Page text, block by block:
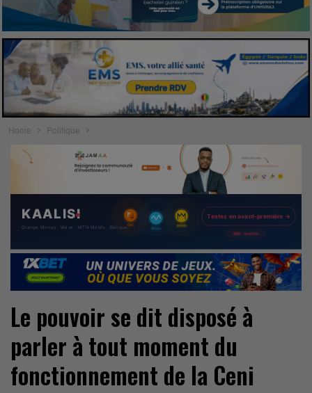
Home Politique
Le pouvoir se dit disposé à
parler à tout moment du
fonctionnement de la Ceni